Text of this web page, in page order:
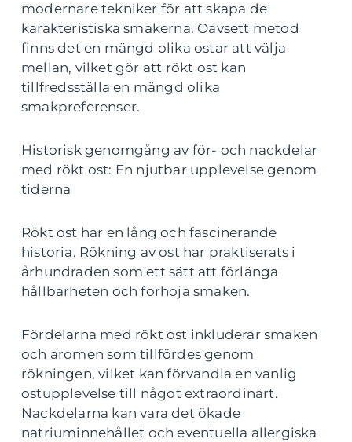
modernare tekniker för att skapa de
karakteristiska smakerna. Oavsett metod
finns det en mängd olika ostar att välja
mellan, vilket gör att rökt ost kan
tillfredsställa en mängd olika
smakpreferenser.
Historisk genomgång av för- och nackdelar
med rökt ost: En njutbar upplevelse genom
tiderna
Rökt ost har en lång och fascinerande
historia. Rökning av ost har praktiserats i
århundraden som ett sätt att förlänga
hållbarheten och förhöja smaken.
Fördelarna med rökt ost inkluderar smaken
och aromen som tillfördes genom
rökningen, vilket kan förvandla en vanlig
ostupplevelse till något extraordinärt.
Nackdelarna kan vara det ökade
natriuminnehållet och eventuella allergiska